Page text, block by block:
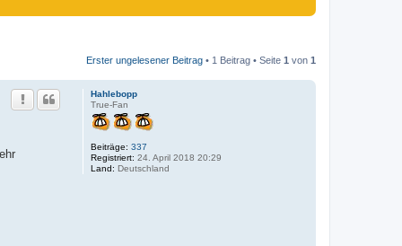
Erster ungelesener Beitrag • 1 Beitrag • Seite 1 von 1
Hahlebopp
True-Fan
Beiträge: 337
Registriert: 24. April 2018 20:29
Land: Deutschland